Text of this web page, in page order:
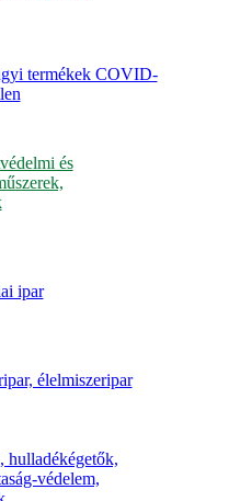
termékek COVID-
és
ipar
élelmiszeripar
hulladékégetők,
védelem,